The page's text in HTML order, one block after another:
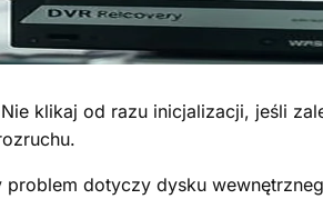
klikaj od razu inicjalizacji, jeśli
dotyczy dysku